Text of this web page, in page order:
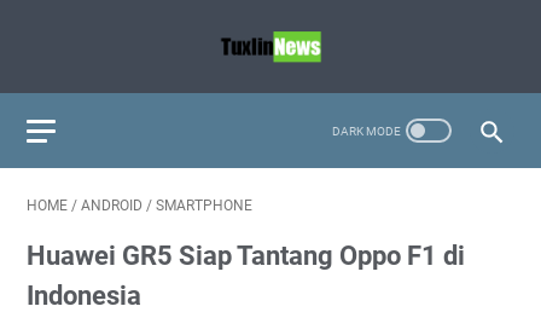
HOME / ANDROID / SMARTPHONE
Huawei GR5 Siap Tantang Oppo F1 di
Indonesia